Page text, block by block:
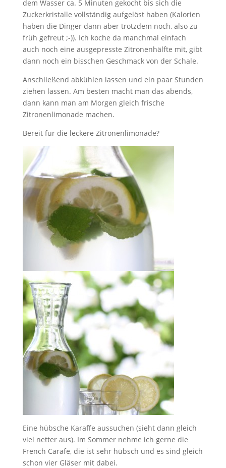
dem Wasser ca. 5 Minuten gekocht bis sich die
Zuckerkristalle vollständig aufgelöst haben (Kalorien
haben die Dinger dann aber trotzdem noch, also zu
früh gefreut ;-)). Ich koche da manchmal einfach
auch noch eine ausgepresste Zitronenhälfte mit, gibt
dann noch ein bisschen Geschmack von der Schale.
Anschließend abkühlen lassen und ein paar Stunden
ziehen lassen. Am besten macht man das abends,
dann kann man am Morgen gleich frische
Zitronenlimonade machen.
Bereit für die leckere Zitronenlimonade?
Eine hübsche Karaffe aussuchen (sieht dann gleich
viel netter aus). Im Sommer nehme ich gerne die
French Carafe, die ist sehr hübsch und es sind gleich
schon vier Gläser mit dabei.